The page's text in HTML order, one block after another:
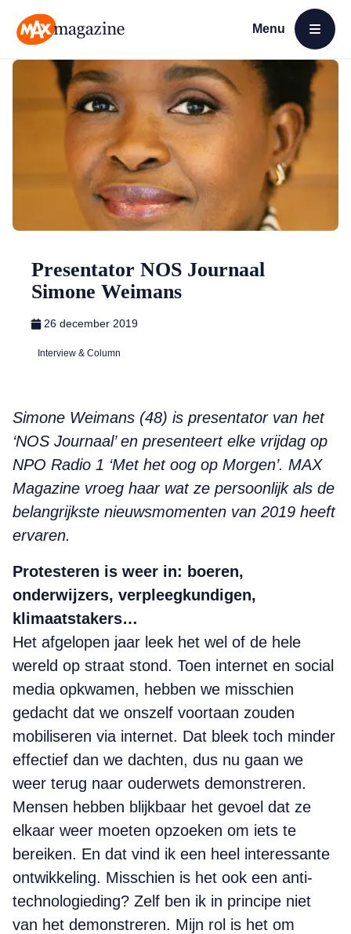
Menu
Open menu
Presentator NOS Journaal
Simone Weimans
26 december 2019
Interview & Column
Simone Weimans (48) is presentator van het
‘NOS Journaal’ en presenteert elke vrijdag op
NPO Radio 1 ‘Met het oog op Morgen’. MAX
Magazine vroeg haar wat ze persoonlijk als de
belangrijkste nieuwsmomenten van 2019 heeft
ervaren.
Protesteren is weer in: boeren,
onderwijzers, verpleegkundigen,
klimaatstakers…
Het afgelopen jaar leek het wel of de hele
wereld op straat stond. Toen internet en social
media opkwamen, hebben we misschien
gedacht dat we onszelf voortaan zouden
mobiliseren via internet. Dat bleek toch minder
effectief dan we dachten, dus nu gaan we
weer terug naar ouderwets demonstreren.
Mensen hebben blijkbaar het gevoel dat ze
elkaar weer moeten opzoeken om iets te
bereiken. En dat vind ik een heel interessante
ontwikkeling. Misschien is het ook een anti-
technologieding? Zelf ben ik in principe niet
van het demonstreren. Mijn rol is het om